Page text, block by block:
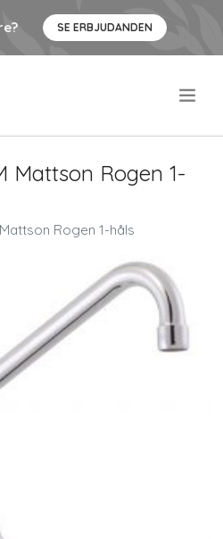
SE ERBJUDANDEN
Mattson Rogen 1-
Rogen 1-håls